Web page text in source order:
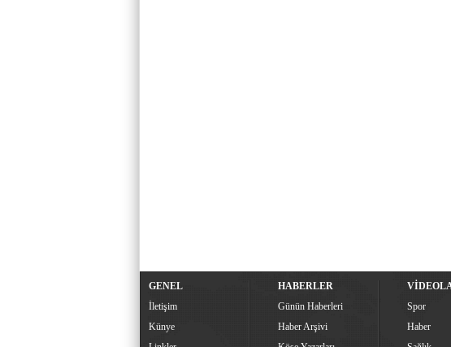
GENEL
İletişim
Künye
HABERLER
Günün Haberleri
Haber Arşivi
Spor
Haber